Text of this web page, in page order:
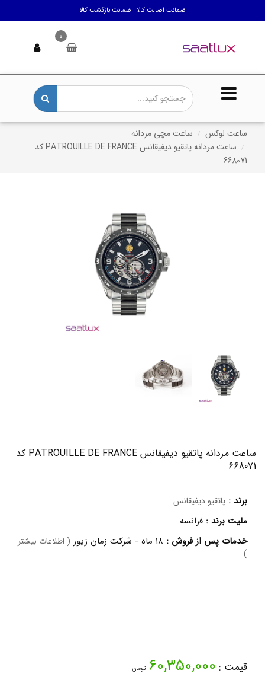
ضمانت اصالت کالا | ضمانت بازگشت کالا
0
ساعت لوکس
ساعت مچی مردانه
ساعت مردانه پاتقیو دیفیقانس PATROUILLE DE FRANCE کد
668071
ساعت مردانه پاتقیو دیفیقانس PATROUILLE DE FRANCE کد
668071
برند : پاتقیو دیفیقانس
ملیت برند : فرانسه
خدمات پس از فروش : ۱۸ ماه - شرکت زمان زیور ( اطلاعات بیشتر
)
قیمت : 60,350,000 تومان